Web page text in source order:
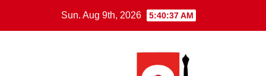
Sun. Aug 9th, 2026 5:40:38 AM